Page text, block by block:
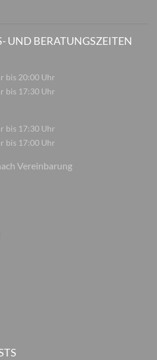
UND BERATUNGSZEITEN
bis 20:00 Uhr
bis 17:30 Uhr
bis 17:30 Uhr
bis 17:00 Uhr
Vereinbarung